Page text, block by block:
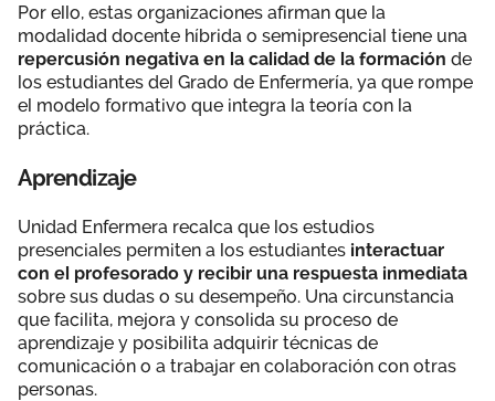
Por ello, estas organizaciones afirman que la
modalidad docente híbrida o semipresencial tiene una
repercusión negativa en la calidad de la formación de
los estudiantes del Grado de Enfermería, ya que rompe
el modelo formativo que integra la teoría con la
práctica.
Aprendizaje
Unidad Enfermera recalca que los estudios
presenciales permiten a los estudiantes interactuar
con el profesorado y recibir una respuesta inmediata
sobre sus dudas o su desempeño. Una circunstancia
que facilita, mejora y consolida su proceso de
aprendizaje y posibilita adquirir técnicas de
comunicación o a trabajar en colaboración con otras
personas.